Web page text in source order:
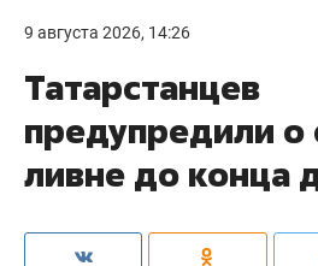
9 августа 2026, 14:26
Татарстанцев
предупредили о
ливне до конца